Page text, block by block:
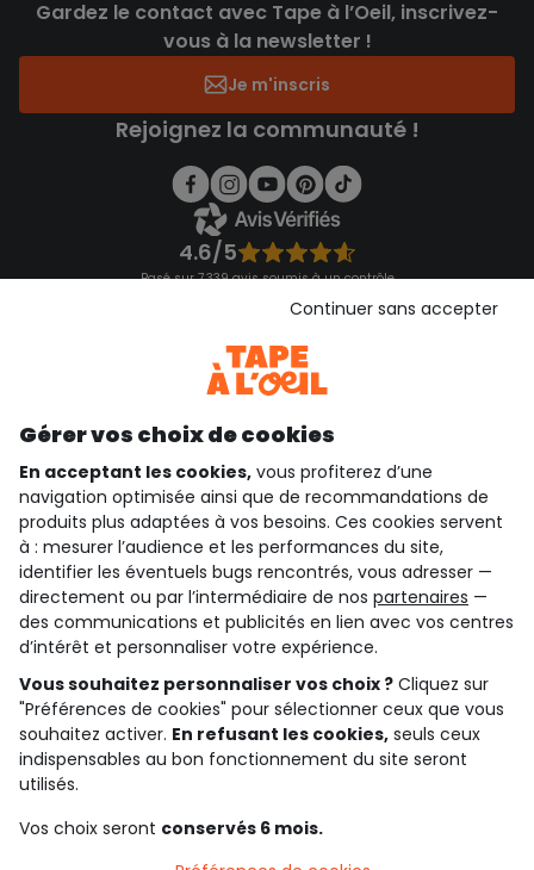
Gardez le contact avec Tape à l’Oeil, inscrivez-
vous à la newsletter !
Je m'inscris
Rejoignez la communauté !
4.6/5
Basé sur 7 339 avis soumis à un contrôle
Consulter les CGU
qui sommes-nous ?
besoin d'aide ?
le club fidélité
notre catalogue
Conditions générales de ventes et d'utilisation
Conditions d’utilisation des réseaux sociaux
Politique de confidentialité
Cookies et données personnelles
Gérer vos choix de cookies
En acceptant les cookies, vous profiterez d’une
navigation optimisée ainsi que de recommandations de
produits plus adaptées à vos besoins. Ces cookies servent
à : mesurer l’audience et les performances du site,
identifier les éventuels bugs rencontrés, vous adresser —
directement ou par l’intermédiaire de nos partenaires —
des communications et publicités en lien avec vos centres
d’intérêt et personnaliser votre expérience.
Vous souhaitez personnaliser vos choix ? Cliquez sur
"Préférences de cookies" pour sélectionner ceux que vous
souhaitez activer. En refusant les cookies, seuls ceux
indispensables au bon fonctionnement du site seront
utilisés.
Vos choix seront conservés 6 mois.
Continuer sans accepter